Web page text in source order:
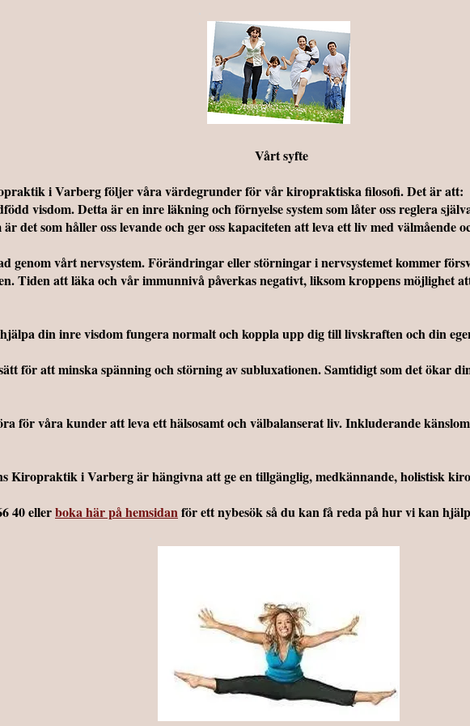
Vårt syfte
i Varberg följer våra värdegrunder för vår kiropraktiska filosofi. Det är att:
visdom. Detta är en inre läkning och förnyelse system som låter oss reglera
det som håller oss levande och ger oss kapaciteten att leva ett liv med välmående
genom vårt nervsystem. Förändringar eller störningar i nervsystemet kommer
Tiden att läka och vår immunnivå påverkas negativt, liksom kroppens möjlighet
din inre visdom fungera normalt och koppla upp dig till livskraften och din
för att minska spänning och störning av subluxationen. Samtidigt som det ökar
för våra kunder att leva ett hälsosamt och välbalanserat liv. Inkluderande
Kiropraktik i Varberg är hängivna att ge en tillgänglig, medkännande, holistisk
40 ellerboka här på hemsidanför ett nybesök så du kan få reda på hur vi kan